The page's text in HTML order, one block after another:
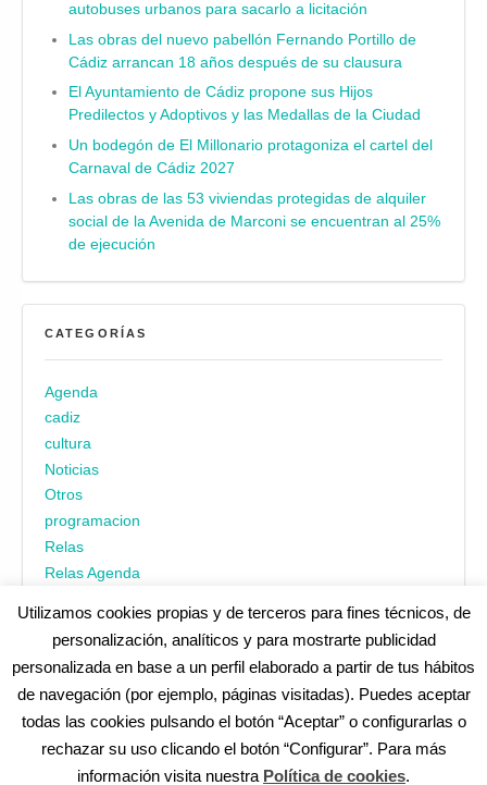
autobuses urbanos para sacarlo a licitación
Las obras del nuevo pabellón Fernando Portillo de
Cádiz arrancan 18 años después de su clausura
El Ayuntamiento de Cádiz propone sus Hijos
Predilectos y Adoptivos y las Medallas de la Ciudad
Un bodegón de El Millonario protagoniza el cartel del
Carnaval de Cádiz 2027
Las obras de las 53 viviendas protegidas de alquiler
social de la Avenida de Marconi se encuentran al 25%
de ejecución
CATEGORÍAS
Agenda
cadiz
cultura
Noticias
Otros
programacion
Relas
Relas Agenda
¿No encuentras alguna cosa? Echa un vistazo encadiz.es|
Aviso legal| Política de privacidad|Accesibilidad| Política de
Utilizamos cookies propias y de terceros para fines técnicos, de
personalización, analíticos y para mostrarte publicidad
personalizada en base a un perfil elaborado a partir de tus hábitos
de navegación (por ejemplo, páginas visitadas). Puedes aceptar
todas las cookies pulsando el botón “Aceptar” o configurarlas o
rechazar su uso clicando el botón “Configurar”. Para más
información visita nuestra Política de cookies.